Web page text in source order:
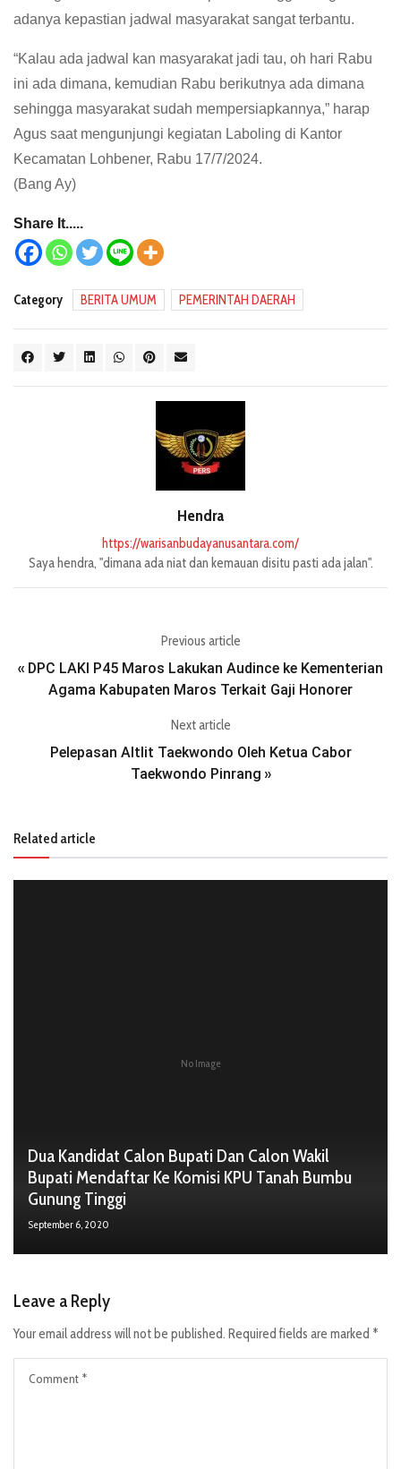
adanya kepastian jadwal masyarakat sangat terbantu.
“Kalau ada jadwal kan masyarakat jadi tau, oh hari Rabu
ini ada dimana, kemudian Rabu berikutnya ada dimana
sehingga masyarakat sudah mempersiapkannya,” harap
Agus saat mengunjungi kegiatan Laboling di Kantor
Kecamatan Lohbener, Rabu 17/7/2024.
(Bang Ay)
Share It.....
Category BERITA UMUM PEMERINTAH DAERAH
Hendra
https://warisanbudayanusantara.com/
Saya hendra, "dimana ada niat dan kemauan disitu pasti ada jalan".
Previous article
« DPC LAKI P45 Maros Lakukan Audince ke Kementerian
Agama Kabupaten Maros Terkait Gaji Honorer
Next article
Pelepasan Altlit Taekwondo Oleh Ketua Cabor
Taekwondo Pinrang »
Related article
No Image
Dua Kandidat Calon Bupati Dan Calon Wakil
Bupati Mendaftar Ke Komisi KPU Tanah Bumbu
Gunung Tinggi
September 6, 2020
Leave a Reply
Your email address will not be published. Required fields are marked *